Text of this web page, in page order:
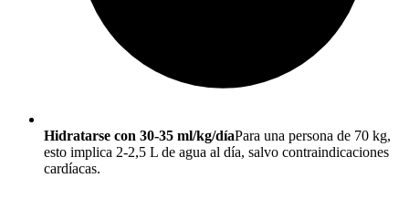
Hidratarse con 30-35 ml/kg/díaPara una persona de 70 kg,
esto implica 2-2,5 L de agua al día, salvo contraindicaciones
cardíacas.